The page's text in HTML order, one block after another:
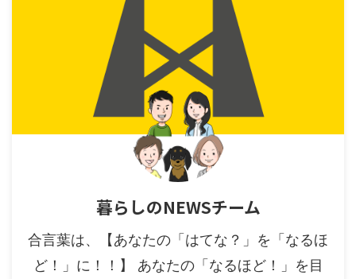
暮らしのNEWSチーム
合言葉は、【あなたの「はてな？」を「なるほ
ど！」に！！】 あなたの「なるほど！」を目